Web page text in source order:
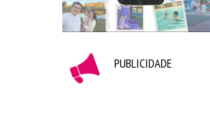
PUBLICIDADE